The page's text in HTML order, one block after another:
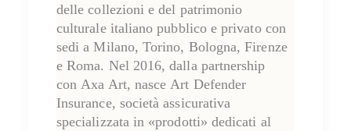
delle collezioni e del patrimonio
culturale italiano pubblico e privato con
sedi a Milano, Torino, Bologna, Firenze
e Roma. Nel 2016, dalla partnership
con Axa Art, nasce Art Defender
Insurance, società assicurativa
specializzata in «prodotti» dedicati al